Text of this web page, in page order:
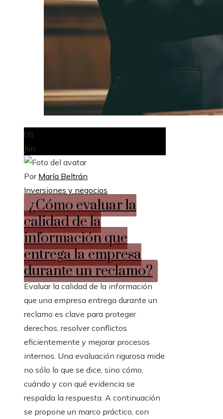
05
Jun
Por María Beltrán
Inversiones y negocios
¿Cómo evaluar la
calidad de la
información que
entrega la empresa
durante un reclamo?
Evaluar la calidad de la información
que una empresa entrega durante un
reclamo es clave para proteger
derechos, resolver conflictos
eficientemente y mejorar procesos
internos. Una evaluación rigurosa mide
no sólo lo que se dice, sino cómo,
cuándo y con qué evidencia se
respalda la respuesta. A continuación
se propone un marco práctico, con